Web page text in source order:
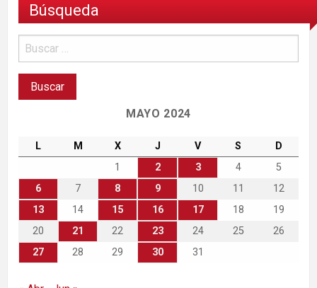
Búsqueda
MAYO 2024
L M X J V S
D
1
2 3 4
5
6
7 8 9 10 11
12
13
14 15 16 17 18
19
20
21 22 23 24 25
26
27
28 29 30 31